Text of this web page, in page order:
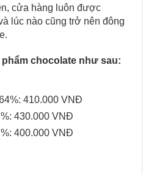
cửa hàng luôn được
lúc nào cũng trở nên đông
phẩm chocolate như sau:
410.000 VNĐ
430.000 VNĐ
400.000 VNĐ